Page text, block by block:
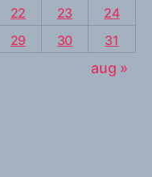
22 23
24
29 30 31
aug »